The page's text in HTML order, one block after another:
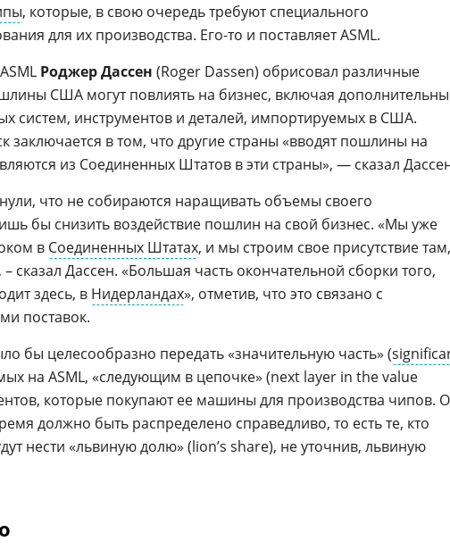
, которые, в свою очередь требуют специального
для их производства. Его-то и поставляет ASML.
Роджер Дассен (Roger Dassen) обрисовал различные
США могут повлиять на бизнес, включая
систем, инструментов и деталей, импортируемых в США.
заключается в том, что другие страны «вводят пошлины на
из Соединенных Штатов в эти страны», — сказал
что не собираются наращивать объемы своего
бы снизить воздействие пошлин на свой бизнес. «Мы уже
в Соединенных Штатах, и мы строим свое присутствие там,
сказал Дассен. «Большая часть окончательной сборки того,
здесь, в Нидерландах», отметив, что это связано с
поставок.
бы целесообразно передать «значительную часть» (
на ASML, «следующим в цепочке» (next layer in the value
которые покупают ее машины для производства чипов.
должно быть распределено справедливо, то есть те, кто
нести «львиную долю» (lion’s share), не уточнив, львиную